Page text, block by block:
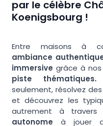
par le célèbre
Koenigsbourg !
Entre maisons à
ambiance
immersive grâce à nos
piste thématiques.
seulement, résolvez des
et découvrez les
autrement à travers
autonome
à jouer